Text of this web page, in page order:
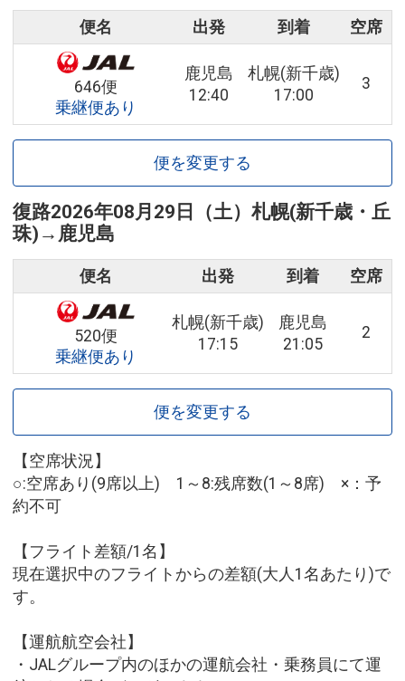
便名 出発 到着 空席
646便
乗継便あり
鹿児島
12:40
札幌(新千歳)
17:00
3
便を変更する
復路2026年08月29日（土） 札幌(新千歳・丘
珠) → 鹿児島
便名 出発 到着 空席
520便
乗継便あり
札幌(新千歳)
17:15
鹿児島
21:05
2
便を変更する
【空席状況】
○:空席あり(9席以上) 1～8:残席数(1～8席) ×：予
約不可
【フライト差額/1名】
現在選択中のフライトからの差額(大人1名あたり)で
す。
【運航航空会社】
・JALグループ内のほかの運航会社・乗務員にて運